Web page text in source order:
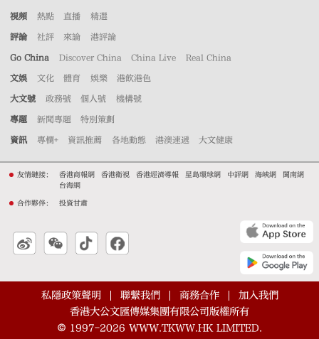
視頻 熱點 直播 精選
評論 社評 來論 港評論
Go China Discover China China Live Real China
文娛 文化 體育 娛樂 港飲港色
大文號 政務號 個人號 機構號
專題 新聞專題 特別策劃
資訊 專欄+ 資訊推薦 各地動態 港澳速遞 大文健康
友情鏈接： 香港商報網 香港衛視 香港經濟導報 星島環球網 中評網 海峽網
閩南網
台海網
合作夥伴： 投資甘肅
私隱政策聲明 聯繫我們 商務合作
加入我們
香港大公文匯傳媒集團有限公司版權所有
© 1997-2026 WWW.TKWW.HK LIMITED.